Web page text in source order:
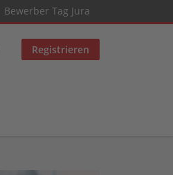
Bewerber Tag Jura
Registrieren